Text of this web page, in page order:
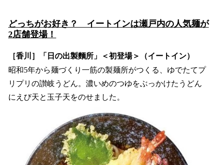
どっちがお好き？ イートインは瀬戸内の人気麺が
2店舗登場！
［香川］「日の出製麵所」＜初登場＞（イートイン）
昭和5年から麺づくり一筋の製麺所がつくる、ゆでたてプ
リプリの讃岐うどん。濃いめのつゆをぶっかけたうどん
にえび天と玉子天をのせました。